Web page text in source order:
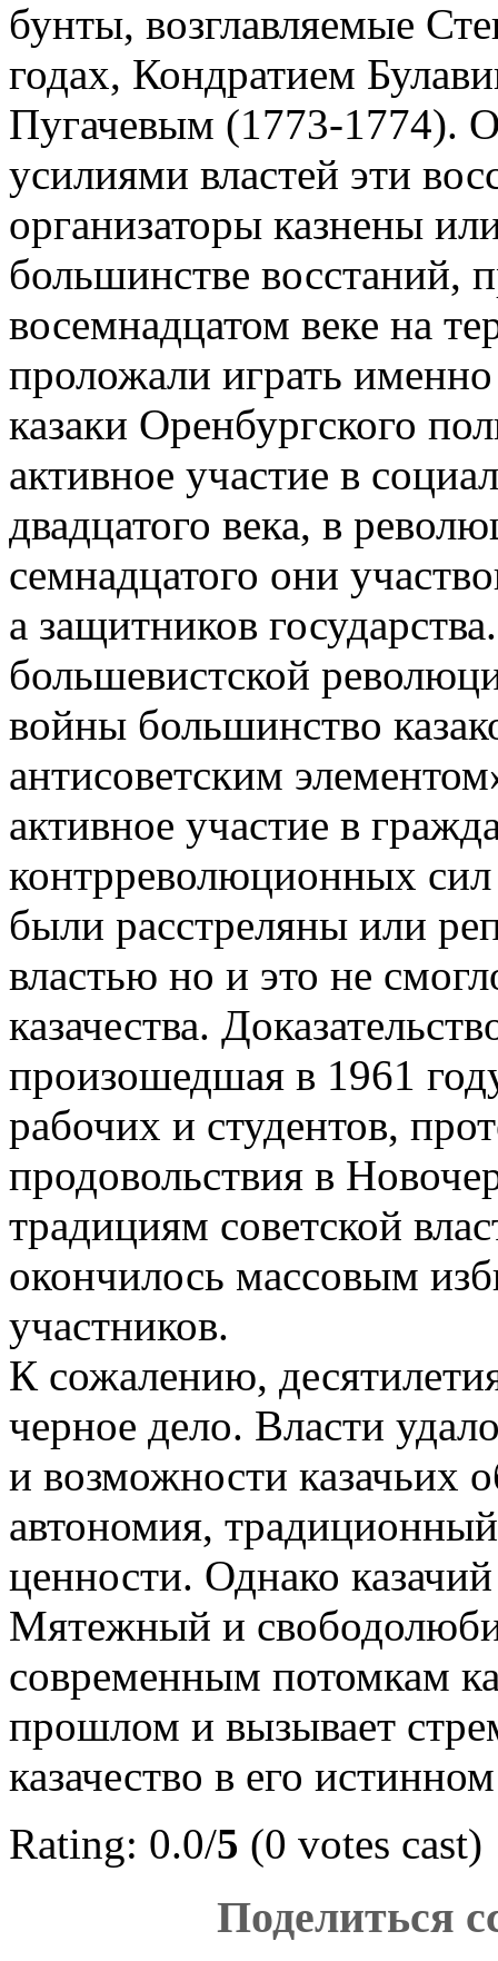
бунты, возглавляемые
годах, Кондратием
Пугачевым (1773-1774).
усилиями властей эти
организаторы казнены
большинстве восстаний,
восемнадцатом веке на
проложали играть
казаки Оренбургского
активное участие в
двадцатого века, в
семнадцатого они
а защитников
большевистской
войны большинство
антисоветским
активное участие в
контрреволюционных
были расстреляны или
властью но и это не
казачества.
произошедшая в 1961
рабочих и студентов,
продовольствия в
традициям советской
окончилось массовым
участников.
К сожалению,
черное дело. Власти
и возможности
автономия,
ценности. Однако
Мятежный и
современным потомкам
прошлом и вызывает
казачество в его
Rating: 0.0/5 (0 votes cast)
Поделиться